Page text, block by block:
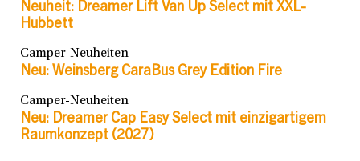
Neuheit: Dreamer Lift Van Up Select mit XXL-
Hubbett
Camper-Neuheiten
Neu: Weinsberg CaraBus Grey Edition Fire
Camper-Neuheiten
Neu: Dreamer Cap Easy Select mit einzigartigem
Raumkonzept (2027)